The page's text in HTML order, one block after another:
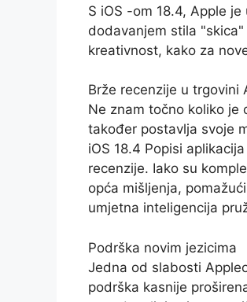
S iOS -om 18.4, Apple
dodavanjem stila
kreativnost, kako za
Brže recenzije u trgovini
Ne znam točno koliko je
također postavlja svoje
iOS 18.4 Popisi
recenzije. Iako su
opća mišljenja,
umjetna inteligencija
Podrška novim jezicima
Jedna od slabosti
podrška kasnije